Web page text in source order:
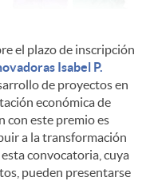
el plazo de inscripción
Isabel P.
de proyectos en
económica de
con este premio es
a la transformación
convocatoria, cuya
pueden presentarse